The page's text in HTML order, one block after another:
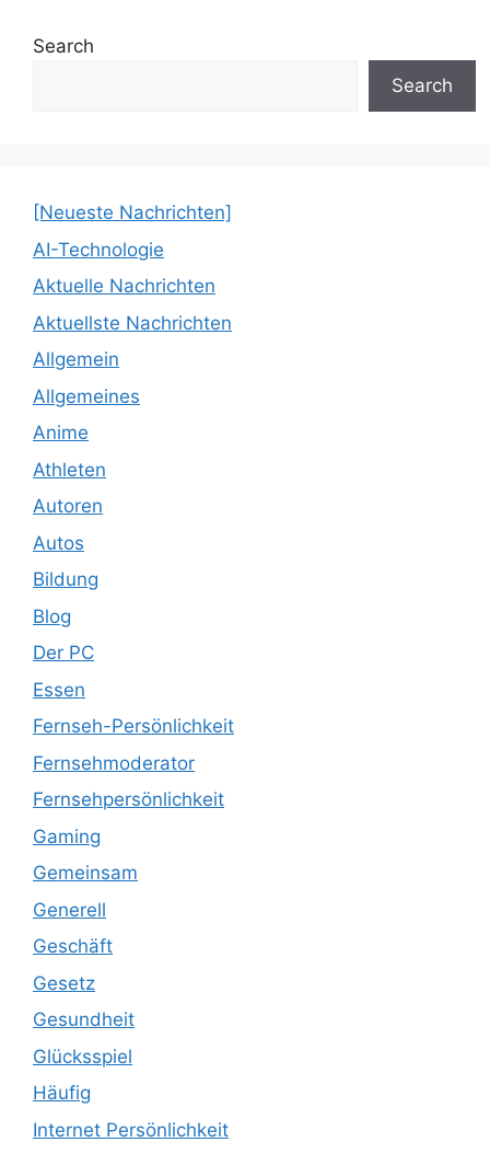
Search
Search
[Neueste Nachrichten]
AI-Technologie
Aktuelle Nachrichten
Aktuellste Nachrichten
Allgemein
Allgemeines
Anime
Athleten
Autoren
Autos
Bildung
Blog
Der PC
Essen
Fernseh-Persönlichkeit
Fernsehmoderator
Fernsehpersönlichkeit
Gaming
Gemeinsam
Generell
Geschäft
Gesetz
Gesundheit
Glücksspiel
Häufig
Internet Persönlichkeit